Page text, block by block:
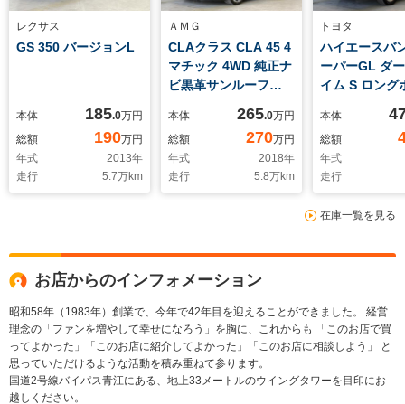
レクサス
GS 350 バージョンL
本体 185.0万円
総額
190万円
年式
2013年
走行
5.7万km
ＡＭＧ
CLAクラス CLA 45 4
マチック 4WD 純正ナ
ビ黒革サンルーフ
本体 265.0万円
総額
270万円
年式
2018年
走行
5.8万km
トヨタ
ハイエースバ
ーパーGL ダ
イム S ロング
インチDA全方
モニター ベッ
本体
総額
年式
走行
在庫一覧を見る
お店からのインフォメーション
昭和58年（1983年）創業で、今年で42年目を迎えることができました。 経営
理念の「ファンを増やして幸せになろう」を胸に、これからも 「このお店で買
ってよかった」「このお店に紹介してよかった」「このお店に相談しよう」 と
思っていただけるような活動を積み重ねて参ります。
国道2号線バイパス青江にある、地上33メートルのウイングタワーを目印にお
越しください。